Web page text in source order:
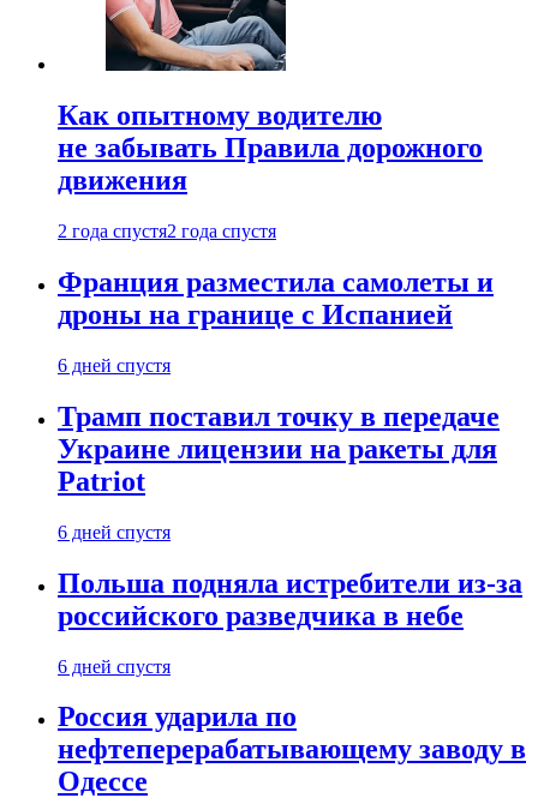
Как опытному водителю
не забывать Правила дорожного
движения
2 года спустя2 года спустя
Франция разместила самолеты и
дроны на границе с Испанией
6 дней спустя
Трамп поставил точку в передаче
Украине лицензии на ракеты для
Patriot
6 дней спустя
Польша подняла истребители из-за
российского разведчика в небе
6 дней спустя
Россия ударила по
нефтеперерабатывающему заводу в
Одессе